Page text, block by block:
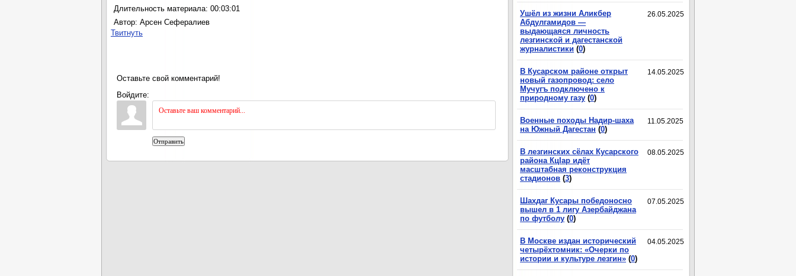
Длительность материала: 00:03:01
Автор: Арсен Сефералиев
Твитнуть
Оставьте свой комментарий!
Войдите:
Отправить
26.05.2025
Ушёл из жизни Аликбер
Абдулгамидов —
выдающаяся личность
лезгинской и дагестанской
журналистики (0)
14.05.2025
В Кусарском районе открыт
новый газопровод: село
Мучугъ подключено к
природному газу (0)
11.05.2025
Военные походы Надир-шаха
на Южный Дагестан (0)
08.05.2025
В лезгинских сёлах Кусарского
района КцIар идёт
масштабная реконструкция
стадионов (3)
07.05.2025
Шахдаг Кусары победоносно
вышел в 1 лигу Азербайджана
по футболу (0)
04.05.2025
В Москве издан исторический
четырёхтомник: «Очерки по
истории и культуре лезгин» (0)